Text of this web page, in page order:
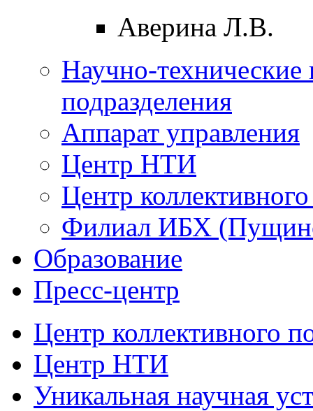
Аверина Л.В.
Научно-технические
подразделения
Аппарат управления
Центр НТИ
Центр
Филиал ИБХ
Образование
Пресс-центр
Центр коллективного
Центр НТИ
Уникальная научная